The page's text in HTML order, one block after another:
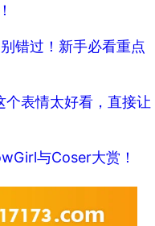
错过！新手必看重点
个表情太好看，直接让
与Coser大赏！